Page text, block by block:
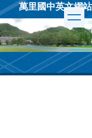
萬里國中英文網站